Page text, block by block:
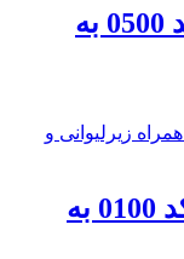
ست ماگ طرح استقلال کد 0500 به
ست ماگ طرح بلک پینک کد 0100 به